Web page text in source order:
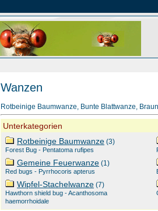
Wanzen
Rotbeinige Baumwanze, Bunte Blattwanze,
Unterkategorien
Rotbeinige Baumwanze (3)
Forest Bug - Pentatoma rufipes
Gemeine Feuerwanze (1)
Red bugs - Pyrrhocoris apterus
Wipfel-Stachelwanze (7)
Hawthorn shield bug - Acanthosoma
haemorrhoidale